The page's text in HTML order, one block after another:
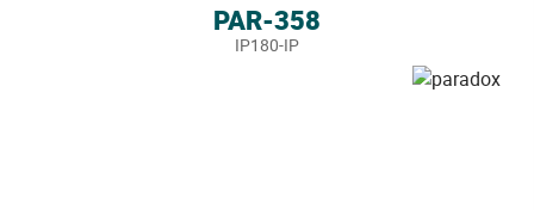
PAR-358
IP180-IP